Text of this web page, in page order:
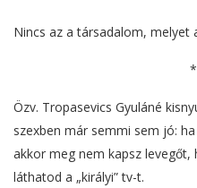
Nincs az a társadalom, melyet
Özv. Tropasevics Gyuláné
szexben már semmi sem jó:
akkor meg nem kapsz
láthatod a „királyi” tv-t.